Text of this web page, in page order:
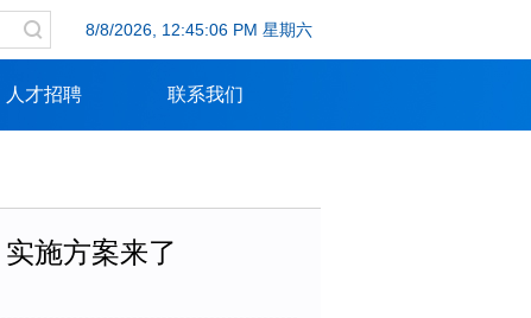
8/8/2026, 12:45:07 PM 星期六
人才招聘 联系我们
施方案来了